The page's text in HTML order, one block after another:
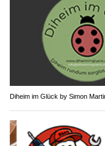
Diheim im Glück by Simon